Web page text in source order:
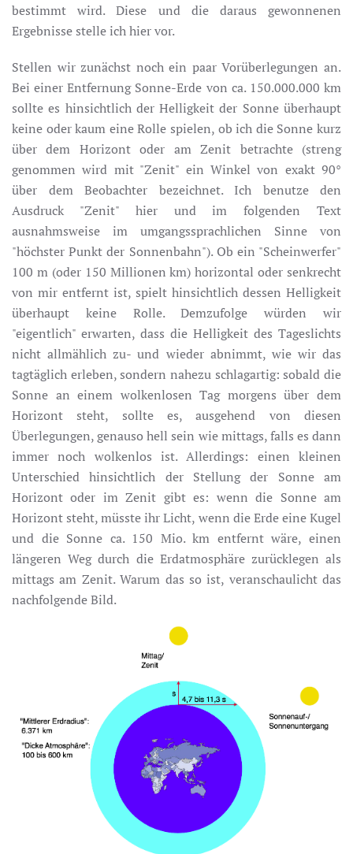
bestimmt wird. Diese und die daraus gewonnenen
Ergebnisse stelle ich hier vor.
Stellen wir zunächst noch ein paar Vorüberlegungen an.
Bei einer Entfernung Sonne-Erde von ca. 150.000.000 km
sollte es hinsichtlich der Helligkeit der Sonne überhaupt
keine oder kaum eine Rolle spielen, ob ich die Sonne kurz
über dem Horizont oder am Zenit betrachte (streng
genommen wird mit "Zenit" ein Winkel von exakt 90°
über dem Beobachter bezeichnet. Ich benutze den
Ausdruck "Zenit" hier und im folgenden Text
ausnahmsweise im umgangssprachlichen Sinne von
"höchster Punkt der Sonnenbahn"). Ob ein "Scheinwerfer"
100 m (oder 150 Millionen km) horizontal oder senkrecht
von mir entfernt ist, spielt hinsichtlich dessen Helligkeit
überhaupt keine Rolle. Demzufolge würden wir
"eigentlich" erwarten, dass die Helligkeit des Tageslichts
nicht allmählich zu- und wieder abnimmt, wie wir das
tagtäglich erleben, sondern nahezu schlagartig: sobald die
Sonne an einem wolkenlosen Tag morgens über dem
Horizont steht, sollte es, ausgehend von diesen
Überlegungen, genauso hell sein wie mittags, falls es dann
immer noch wolkenlos ist. Allerdings: einen kleinen
Unterschied hinsichtlich der Stellung der Sonne am
Horizont oder im Zenit gibt es: wenn die Sonne am
Horizont steht, müsste ihr Licht, wenn die Erde eine Kugel
und die Sonne ca. 150 Mio. km entfernt wäre, einen
längeren Weg durch die Erdatmosphäre zurücklegen als
mittags am Zenit. Warum das so ist, veranschaulicht das
nachfolgende Bild.